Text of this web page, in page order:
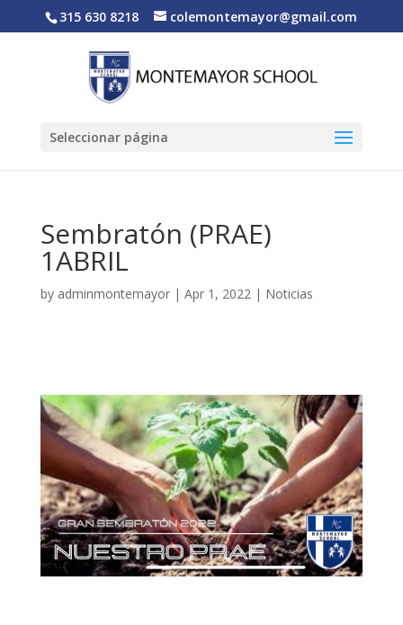
315 630 8218 colemontemayor@gmail.com
Seleccionar página
Sembratón (PRAE)
1ABRIL
by adminmontemayor| Apr 1, 2022| Noticias